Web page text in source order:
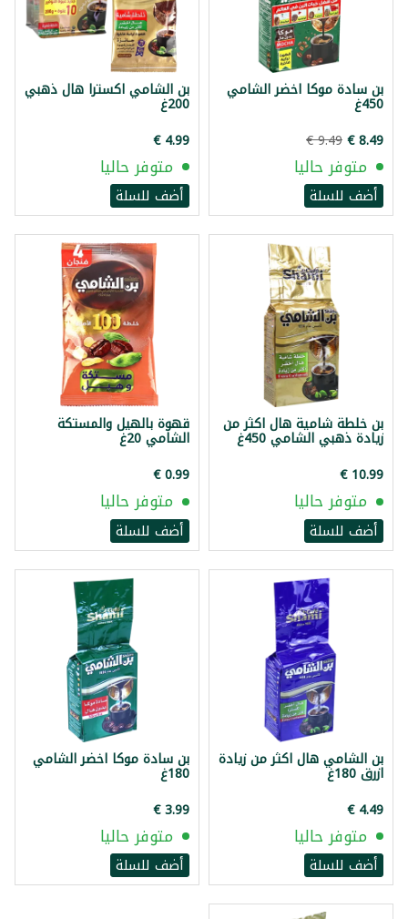
بن سادة موكا اخضر الشامي
450غ
متوفر حاليا
أضف للسلة
بن الشامي اكسترا هال ذهبي
200غ
متوفر حاليا
أضف للسلة
بن خلطة شامية هال اكثر من
زيادة ذهبي الشامي 450غ
متوفر حاليا
أضف للسلة
قهوة بالهيل والمستكة
الشامي 20غ
متوفر حاليا
أضف للسلة
بن الشامي هال اكثر من زيادة
ازرق 180غ
متوفر حاليا
أضف للسلة
بن سادة موكا اخضر الشامي
180غ
متوفر حاليا
أضف للسلة